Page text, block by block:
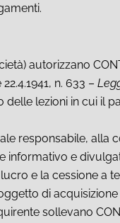
autorizzano
n. 633 –
lezioni in cui il
responsabile, alla
informativo e
e la cessione a
di
sollevano